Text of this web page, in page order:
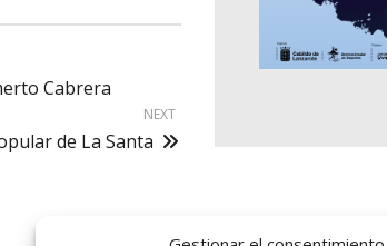
Cabrera
NEXT
de La Santa